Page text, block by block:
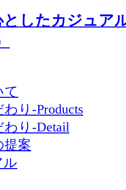
て
り-Products
り-Detail
提案
ル